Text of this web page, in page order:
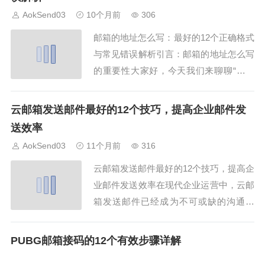
行情、历史数据...
AokSend03 10个月前 306
邮箱的地址怎么写：最好的12个正确格式
与常见错误解析引言：邮箱的地址怎么写
的重要性大家好，今天我们来聊聊“邮箱
道邮箱的地址怎么写才是最规范的，这不
的邮箱管理工具，帮助用户快速规范邮箱
地址...
云邮箱发送邮件最好的12个技巧，提高企业邮件发
送效率
AokSend03 11个月前 316
云邮箱发送邮件最好的12个技巧，提高企
业邮件发送效率在现代企业运营中，云邮
箱发送邮件已经成为不可或缺的沟通工
率和客户响应率。本文将分享云邮箱发送
PUBG邮箱接码的12个有效步骤详解